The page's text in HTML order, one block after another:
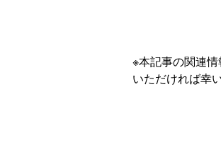
※本記事の関連
いただければ幸